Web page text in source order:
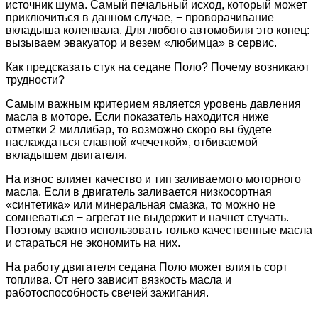
источник шума. Самый печальный исход, который может
приключиться в данном случае, − проворачивание
вкладыша коленвала. Для любого автомобиля это конец:
вызываем эвакуатор и везем «любимца» в сервис.
Как предсказать стук на седане Поло? Почему возникают
трудности?
Самым важным критерием является уровень давления
масла в моторе. Если показатель находится ниже
отметки 2 миллибар, то возможно скоро вы будете
наслаждаться славной «чечеткой», отбиваемой
вкладышем двигателя.
На износ влияет качество и тип заливаемого моторного
масла. Если в двигатель заливается низкосортная
«синтетика» или минеральная смазка, то можно не
сомневаться − агрегат не выдержит и начнет стучать.
Поэтому важно использовать только качественные масла
и стараться не экономить на них.
На работу двигателя седана Поло может влиять сорт
топлива. От него зависит вязкость масла и
работоспособность свечей зажигания.